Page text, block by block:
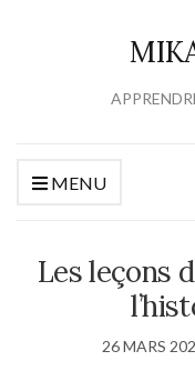
MENU
Les leçons
26 MARS